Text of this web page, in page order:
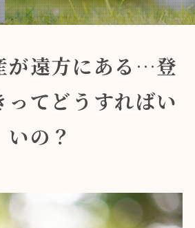
が遠方にある…登
ってどうすればい
いの？